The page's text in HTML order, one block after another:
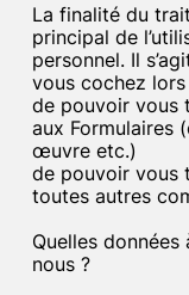
La finalité du
principal de
personnel. Il
vous cochez
de pouvoir vous
aux Formulaires
œuvre etc.)
de pouvoir vous
toutes autres
Quelles
nous ?